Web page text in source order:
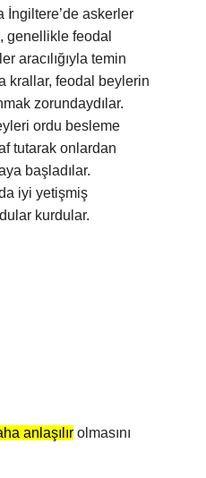
İngiltere’de askerler
genellikle feodal
aracılığıyla temin
krallar, feodal beylerin
zorundaydılar.
ordu besleme
tutarak onlardan
başladılar.
iyi yetişmiş
kurdular.
anlaşılır olmasını